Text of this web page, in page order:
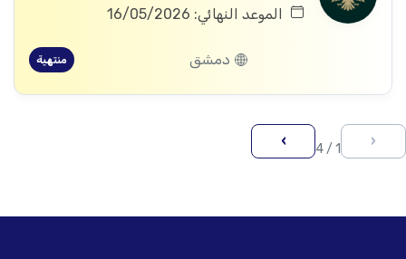
الموعد النهائي: 16/05/2026
دمشق منتهية
‹
1 / 4
›